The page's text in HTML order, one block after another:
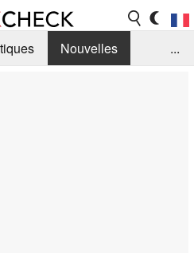
Nouvelles
...